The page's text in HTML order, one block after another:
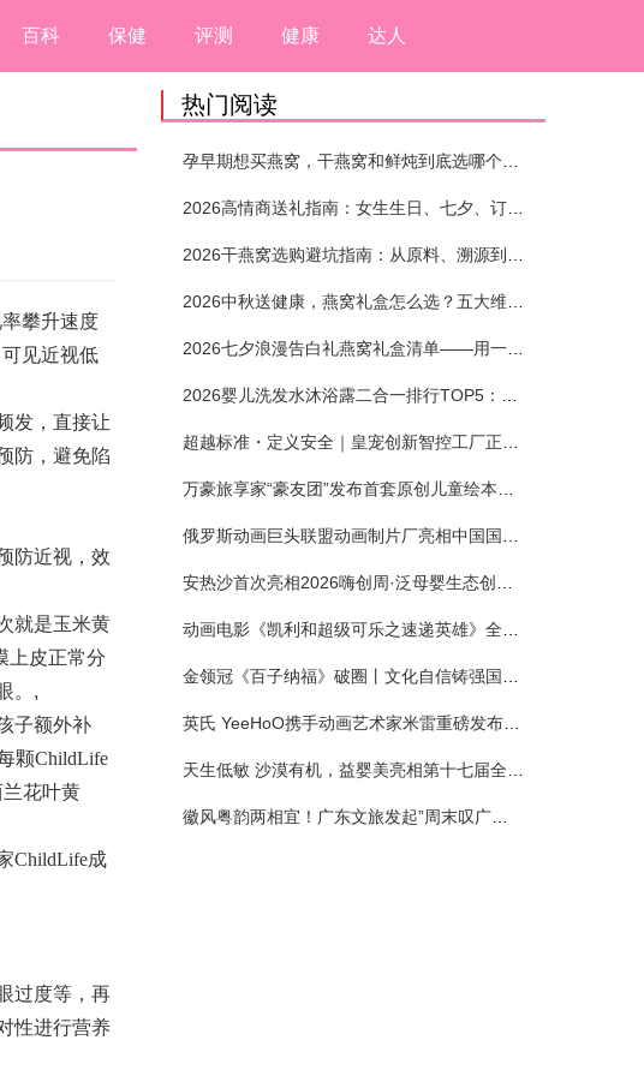
百科 保健 评测 健康 达人
攀升速度
见近视低
发，直接让
防，避免陷
防近视，效
就是玉米黄
上皮正常分
。 ,
子额外补
颗ChildLife
兰花叶黄
ChildLife成
过度等，再
性进行营养
热门阅读